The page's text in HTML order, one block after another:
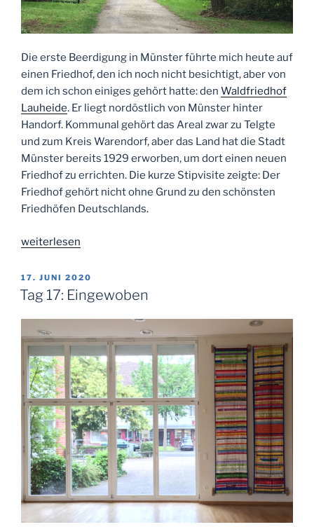
Die erste Beerdigung in Münster führte mich heute auf
einen Friedhof, den ich noch nicht besichtigt, aber von
dem ich schon einiges gehört hatte: den Waldfriedhof
Lauheide. Er liegt nordöstlich von Münster hinter
Handorf. Kommunal gehört das Areal zwar zu Telgte
und zum Kreis Warendorf, aber das Land hat die Stadt
Münster bereits 1929 erworben, um dort einen neuen
Friedhof zu errichten. Die kurze Stipvisite zeigte: Der
Friedhof gehört nicht ohne Grund zu den schönsten
Friedhöfen Deutschlands.
„Tag
Auf
dem
weiterlesen
VERÖFFENTLICHT
AM
17. JUNI 2020
Tag 17: Eingewoben